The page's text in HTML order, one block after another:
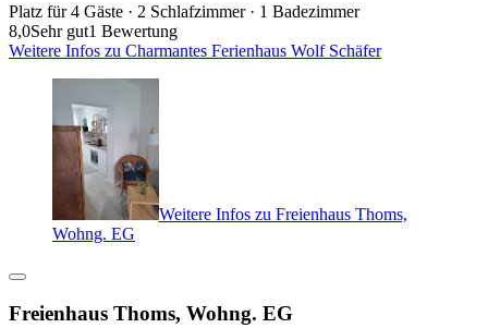
Platz für 4 Gäste · 2 Schlafzimmer · 1 Badezimmer
8,0Sehr gut1 Bewertung
Weitere Infos zu Charmantes Ferienhaus Wolf Schäfer
Weitere Infos zu Freienhaus Thoms,
Wohng. EG
Freienhaus Thoms, Wohng. EG